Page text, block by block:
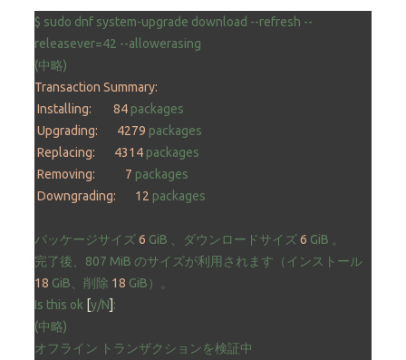
$ sudo dnf system-upgrade download --refresh --
releasever=42 --allowerasing
(中略)
Transaction Summary:
Installing:
84 packages
Upgrading:
4279 packages
Replacing:
4314 packages
Removing:
7 packages
Downgrading:
12 packages
パッケージサイズ6 GiB 、ダウンロードサイズ6 GiB 。
完了後、807 MiB のサイズが利用されます（インストール
18 GiB、削除 18 GiB）。
Is this ok [y/N] :
(中略)
オフライン トランザクションを検証中